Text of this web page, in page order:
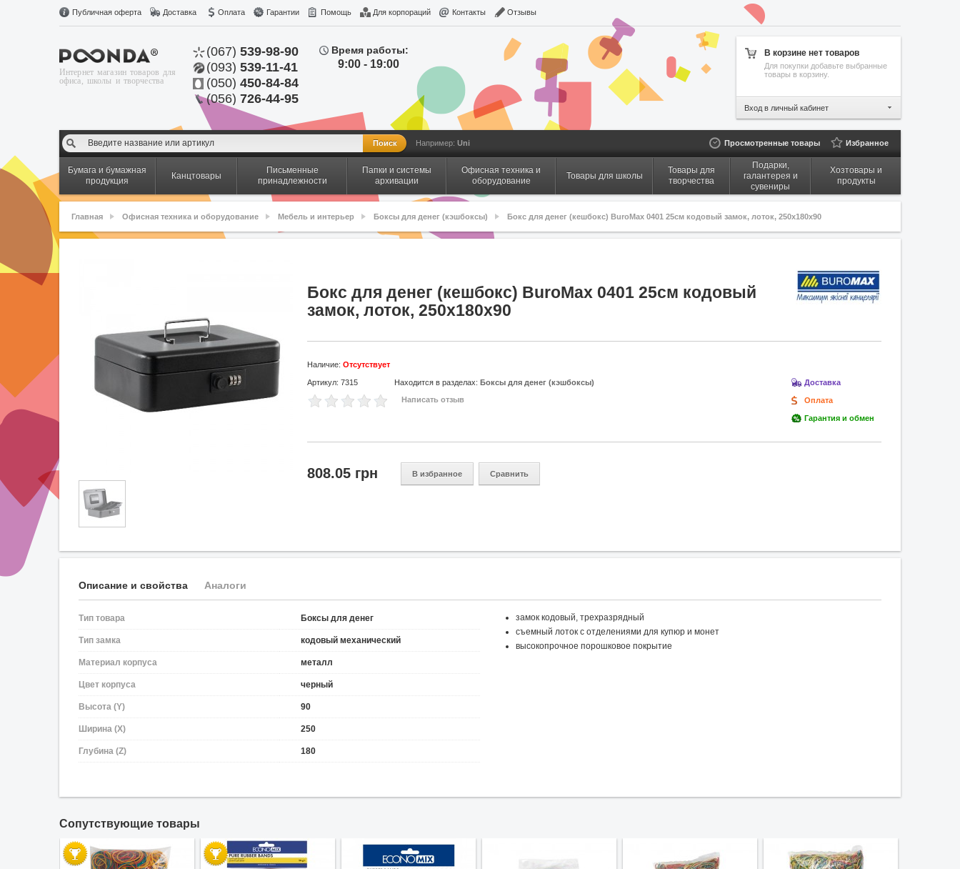
Публичная оферта Доставка Оплата Гарантии Помощь Для корпораций Контакты Отзывы
Интернет магазин товаров для
офиса, школы и творчества
(067) 539-98-90
(093) 539-11-41
(050) 450-84-84
(056) 726-44-95
Время работы:
9:00 - 19:00
В корзине нет товаров
Для покупки добавьте выбранные
товары в корзину.
Вход в личный кабинет
Например: Uni Просмотренные товары Избранное
Бумага и бумажная
продукция
Канцтовары
Письменные
принадлежности
Папки и системы
архивации
Офисная техника и
оборудование
Товары для школы
Товары для
творчества
Подарки,
галантерея и
сувениры
Хозтовары и
продукты
Главная Офисная техника и оборудование Мебель и интерьер Боксы для денег (кэшбоксы) Бокс для денег (кешбокс) BuroMax 0401 25см кодовый замок, лоток, 250x180x90
Бокс для денег (кешбокс) BuroMax 0401 25см кодовый
замок, лоток, 250x180x90
Наличие: Отсутствует
Артикул: 7315 Доставка
Оплата
Гарантия и обмен
Находится в разделах: Боксы для денег (кэшбоксы)
Написать отзыв
В избранное Сравнить
808.05 грн
Описание и свойства Аналоги
Тип товара Боксы для денег
Тип замка кодовый механический
Материал корпуса металл
Цвет корпуса черный
Высота (Y) 90
Ширина (X) 250
Глубина (Z) 180
замок кодовый, трехразрядный
съемный лоток с отделениями для купюр и монет
высокопрочное порошковое покрытие
Cопутствующие товары